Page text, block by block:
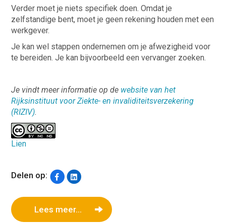
Verder moet je niets specifiek doen. Omdat je
zelfstandige bent, moet je geen rekening houden met een
werkgever.
Je kan wel stappen ondernemen om je afwezigheid voor
te bereiden. Je kan bijvoorbeeld een vervanger zoeken.
Je vindt meer informatie op de website van het
Rijksinstituut voor Ziekte- en invaliditeitsverzekering
(RIZIV).
Lien
Delen op:
Lees meer...